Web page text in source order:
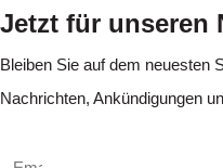
Jetzt für unseren
Bleiben Sie auf dem neuesten
Nachrichten, Ankündigungen